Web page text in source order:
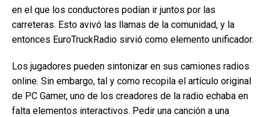
en el que los conductores podían ir juntos por las
carreteras. Esto avivó las llamas de la comunidad, y la
entonces EuroTruckRadio sirvió como elemento unificador.
Los jugadores pueden sintonizar en sus camiones radios
online. Sin embargo, tal y como recopila el artículo original
de PC Gamer, uno de los creadores de la radio echaba en
falta elementos interactivos. Pedir una canción a una